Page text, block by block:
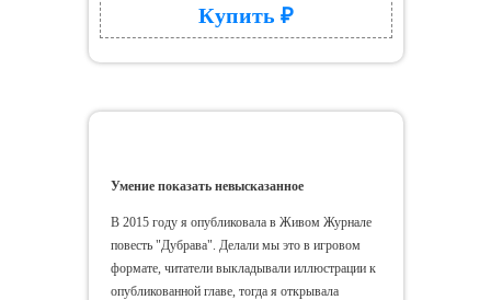
Купить ₽
Умение показать невысказанное
В 2015 году я опубликовала в Живом Журнале
повесть "Дубрава". Делали мы это в игровом
формате, читатели выкладывали иллюстрации к
опубликованной главе, тогда я открывала